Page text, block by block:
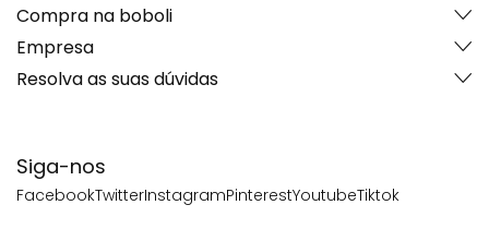
Siga-nos
FacebookTwitterInstagramPinterestYoutubeTiktok
Compra na boboli
Empresa
Resolva as suas dúvidas